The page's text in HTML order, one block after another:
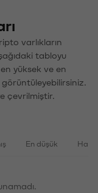
varlıkların
tabloyu
yüksek ve en
çevrilmiştir.
En düşük